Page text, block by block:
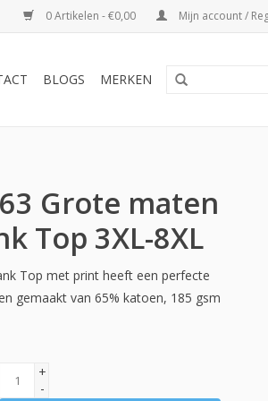
0 Artikelen - €0,00 Mijn account /
BLOGS MERKEN
Grote maten
Top 3XL-8XL
Top met print heeft een perfecte
gemaakt van 65% katoen, 185 gsm
+
-